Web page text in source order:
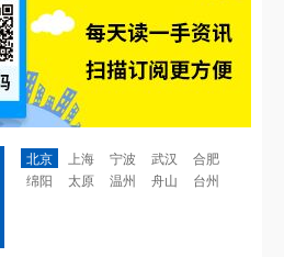
北京 上海 宁波 武汉
合肥
绵阳
太原 温州 舟山 台州